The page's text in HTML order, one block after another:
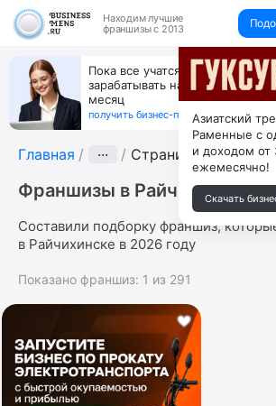
Находим лучшие
франшизы с 2013
Пока все учатся
зарабатывать на их обучении
месяц
получить бизнес-план ↓
Главная ··· Страница 11
Франшизы в Райчихинске
Составили подборку франшиз,
в Райчихинске в 2026 году
Показано франшиз: 1 из 291
Азиатский
Раменные с
и доходом от
ежемесячно!
Скачать